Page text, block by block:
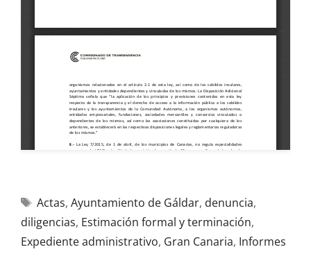
Actas, Ayuntamiento de Gáldar, denuncia,
diligencias, Estimación formal y terminación,
Expediente administrativo, Gran Canaria, Informes